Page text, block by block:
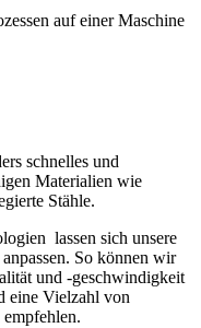
auf einer Maschine
schnelles und
Materialien wie
Stähle.
lassen sich unsere
So können wir
und -geschwindigkeit
eine Vielzahl von